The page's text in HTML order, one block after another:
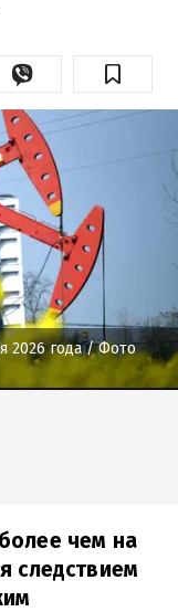
2026 года/ Фото
чем на
следствием